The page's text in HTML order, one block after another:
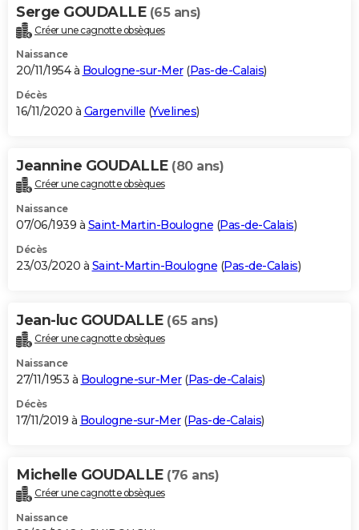
Serge GOUDALLE (65 ans)
Créer une cagnotte obsèques
Naissance
20/11/1954 à Boulogne-sur-Mer(Pas-de-Calais)
Décès
16/11/2020 à Gargenville (Yvelines)
Jeannine GOUDALLE (80 ans)
Créer une cagnotte obsèques
Naissance
07/06/1939 à Saint-Martin-Boulogne (Pas-de-Calais)
Décès
23/03/2020 à Saint-Martin-Boulogne (Pas-de-Calais)
Jean-luc GOUDALLE (65 ans)
Créer une cagnotte obsèques
Naissance
27/11/1953 à Boulogne-sur-Mer(Pas-de-Calais)
Décès
17/11/2019 à Boulogne-sur-Mer(Pas-de-Calais)
Michelle GOUDALLE (76 ans)
Créer une cagnotte obsèques
Naissance